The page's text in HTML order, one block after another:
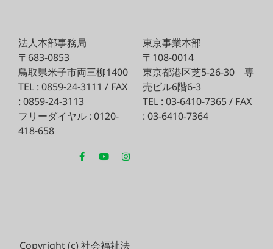
法人本部事務局
〒683-0853
鳥取県米子市両三柳1400
TEL : 0859-24-3111 / FAX
: 0859-24-3113
フリーダイヤル : 0120-
418-658
東京事業本部
〒108-0014
東京都港区芝5-26-30 専
売ビル6階6-3
TEL : 03-6410-7365 / FAX
: 03-6410-7364
Copyright (c) 社会福祉法